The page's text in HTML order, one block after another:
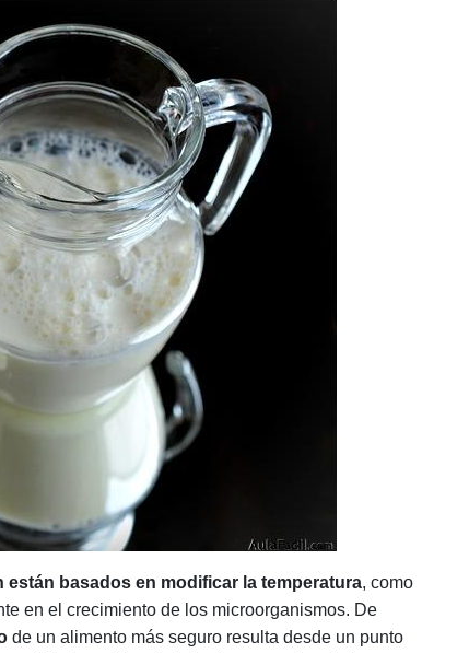
basados en modificar la temperatura, como
en el crecimiento de los microorganismos. De
de un alimento más seguro resulta desde un punto